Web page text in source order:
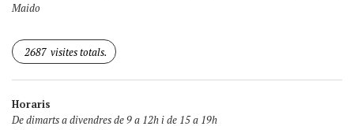
Maido
2687 visites totals.
Horaris
De dimarts a divendres de 9 a 12h i de 15 a 19h